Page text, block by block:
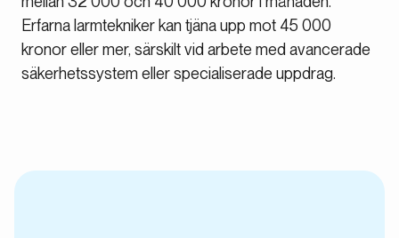
Erfarna larmtekniker kan tjäna upp mot 45 000
kronor eller mer, särskilt vid arbete med avancerade
säkerhetssystem eller specialiserade uppdrag.